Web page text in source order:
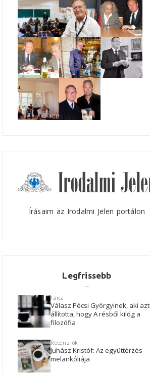
Írásaim az Irodalmi Jelen portálon
Legfrissebb
Tárca
Válasz Pécsi Györgyinek, aki azt
állította, hogy A résből kilóg a
filozófia
Recenziók
Juhász Kristóf: Az együttérzés
melankóliája